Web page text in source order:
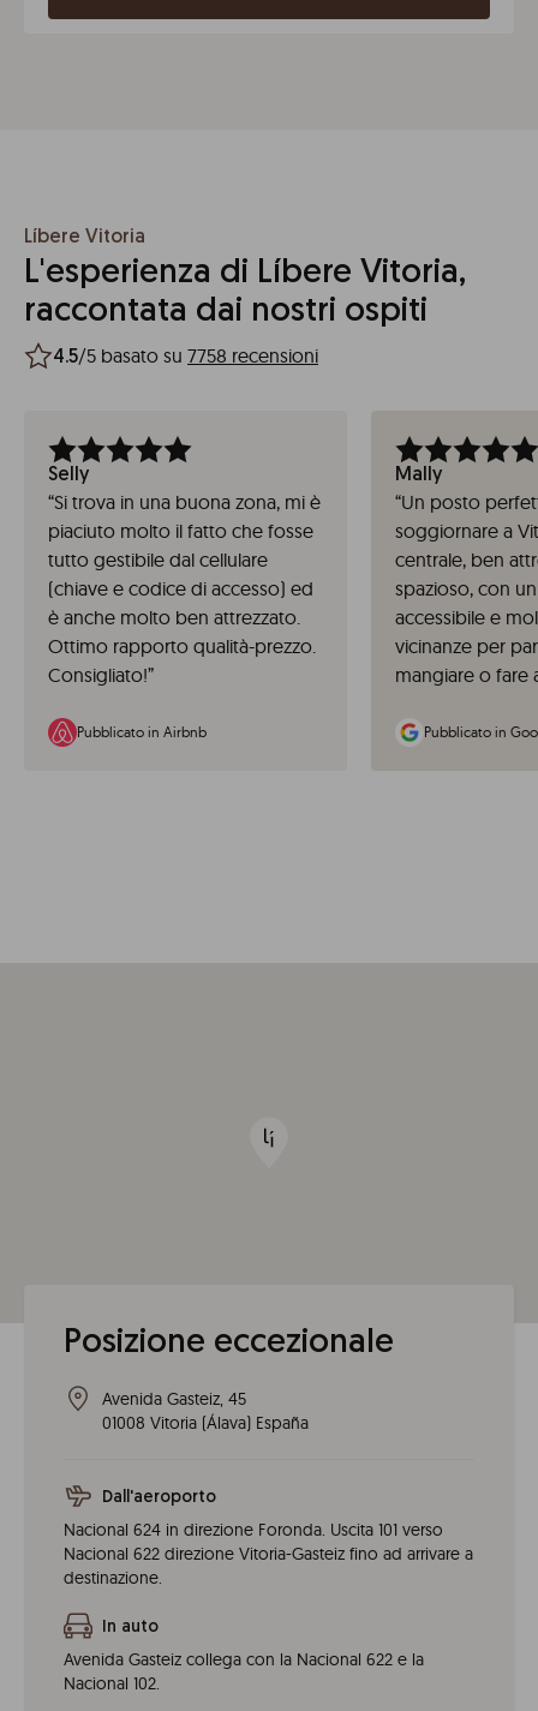
Líbere Vitoria
L'esperienza di Líbere Vitoria,
raccontata dai nostri ospiti
4.5/5 basato su 7758 recensioni
Selly
“Si trova in una buona zona, mi è
piaciuto molto il fatto che fosse
tutto gestibile dal cellulare
(chiave e codice di accesso) ed
è anche molto ben attrezzato.
Ottimo rapporto qualità-prezzo.
Consigliato!”
Pubblicato in Airbnb
Mally
“Un posto
soggiornare a
centrale, ben
spazioso, con
accessibile e
vicinanze per
mangiare o fare
Pubblicato in
Posizione eccezionale
Avenida Gasteiz, 45
01008 Vitoria (Álava) España
Dall'aeroporto
Nacional 624 in direzione Foronda. Uscita 101 verso
Nacional 622 direzione Vitoria-Gasteiz fino ad arrivare a
destinazione.
In auto
Avenida Gasteiz collega con la Nacional 622 e la
Nacional 102.